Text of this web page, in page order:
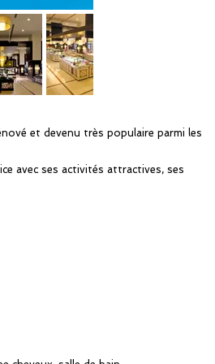
et devenu très populaire parmi les
avec ses activités attractives, ses